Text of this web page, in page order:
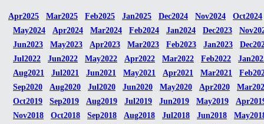
Apr2025 Mar2025 Feb2025 Jan2025 Dec2024 Nov2024
Oct2024
May2024
Apr2024 Mar2024 Feb2024 Jan2024 Dec2023
Jun2023
May2023 Apr2023 Mar2023 Feb2023 Jan2023
Jul2022
Jun2022 May2022 Apr2022 Mar2022 Feb2022
Aug2021
Jul2021 Jun2021 May2021 Apr2021 Mar2021
Sep2020
Aug2020 Jul2020 Jun2020 May2020 Apr2020
Oct2019
Sep2019 Aug2019 Jul2019 Jun2019 May2019
Nov2018
Oct2018 Sep2018 Aug2018 Jul2018 Jun2018